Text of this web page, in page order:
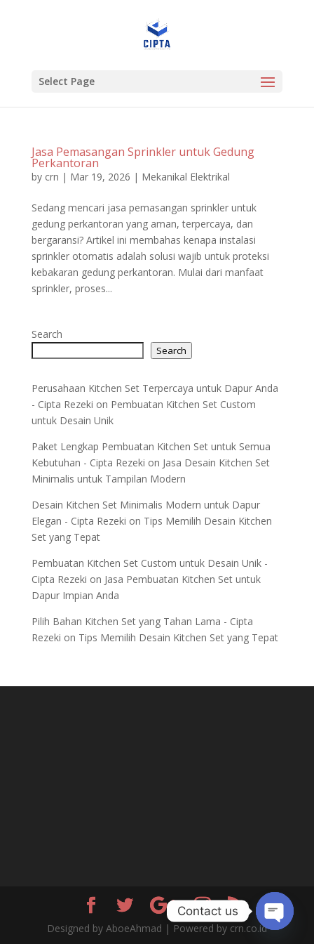
Select Page
Jasa Pemasangan Sprinkler untuk Gedung
Perkantoran
by crn | Mar 19, 2026 | Mekanikal Elektrikal
Sedang mencari jasa pemasangan sprinkler untuk
gedung perkantoran yang aman, terpercaya, dan
bergaransi? Artikel ini membahas kenapa instalasi
sprinkler otomatis adalah solusi wajib untuk proteksi
kebakaran gedung perkantoran. Mulai dari manfaat
sprinkler, proses...
Search
Search
Perusahaan Kitchen Set Terpercaya untuk Dapur Anda
- Cipta Rezeki on Pembuatan Kitchen Set Custom
untuk Desain Unik
Paket Lengkap Pembuatan Kitchen Set untuk Semua
Kebutuhan - Cipta Rezeki on Jasa Desain Kitchen Set
Minimalis untuk Tampilan Modern
Desain Kitchen Set Minimalis Modern untuk Dapur
Elegan - Cipta Rezeki on Tips Memilih Desain Kitchen
Set yang Tepat
Pembuatan Kitchen Set Custom untuk Desain Unik -
Cipta Rezeki on Jasa Pembuatan Kitchen Set untuk
Dapur Impian Anda
Pilih Bahan Kitchen Set yang Tahan Lama - Cipta
Rezeki on Tips Memilih Desain Kitchen Set yang Tepat
Designed by AboeAhmad | Powered by crn.co.id
Contact us